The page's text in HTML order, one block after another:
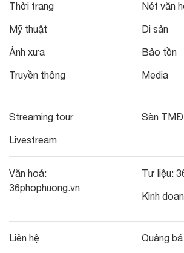
Thời trang
Mỹ thuật
Ảnh xưa
Truyền thông
Nét văn
Di sản
Bảo tồn
Media
Streaming tour
Livestream
Sàn
Văn hoá:
36phophuong.vn
Tư liệu:
Kinh
Liên hệ Quảng bá